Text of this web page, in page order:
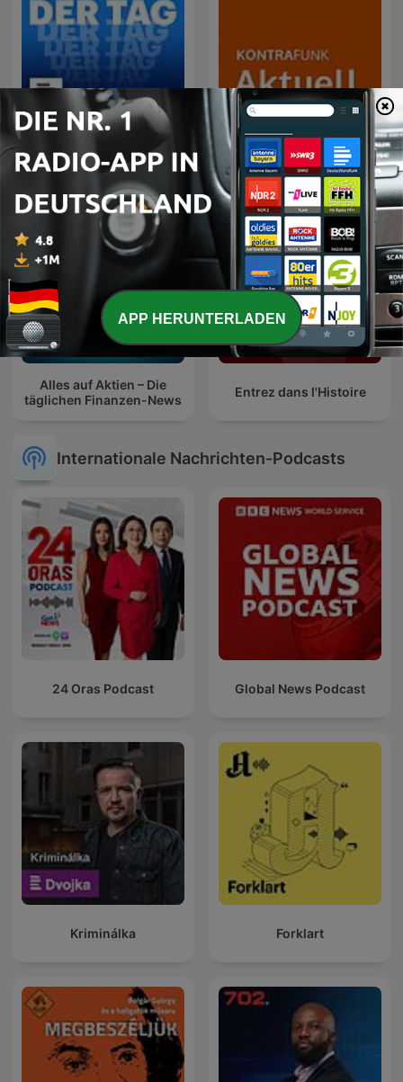
KONTRAFUNK aktuell
Alles auf Aktien – Die
täglichen Finanzen-News
Entrez dans l'Histoire
Internationale Nachrichten-Podcasts
24 Oras Podcast Global News Podcast
Kriminálka Forklart
APP HERUNTERLADEN